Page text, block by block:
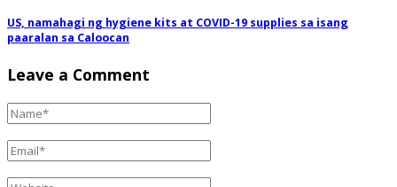
US, namahagi ng hygiene kits at COVID-19 supplies sa isang
paaralan sa Caloocan
Leave a Comment